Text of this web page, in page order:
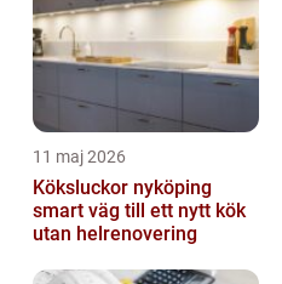
11 maj 2026
Köksluckor nyköping
smart väg till ett nytt kök
utan helrenovering